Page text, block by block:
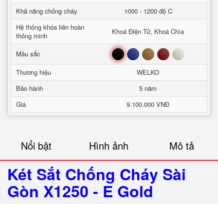
Khả năng chống cháy
1000 - 1200 độ C
Hệ thống khóa liên hoàn
thông minh
Khoá Điện Tử, Khoá Chìa
Mầu sắc Đen Xanh Nâu Đỏ Trắng
Thương hiệu
WELKO
Bảo hành
5 năm
Giá
9.100.000 VNĐ
Nổi bật Hình ảnh Mô tả
Két Sắt Chống Cháy Sài
Gòn X1250 - E Gold